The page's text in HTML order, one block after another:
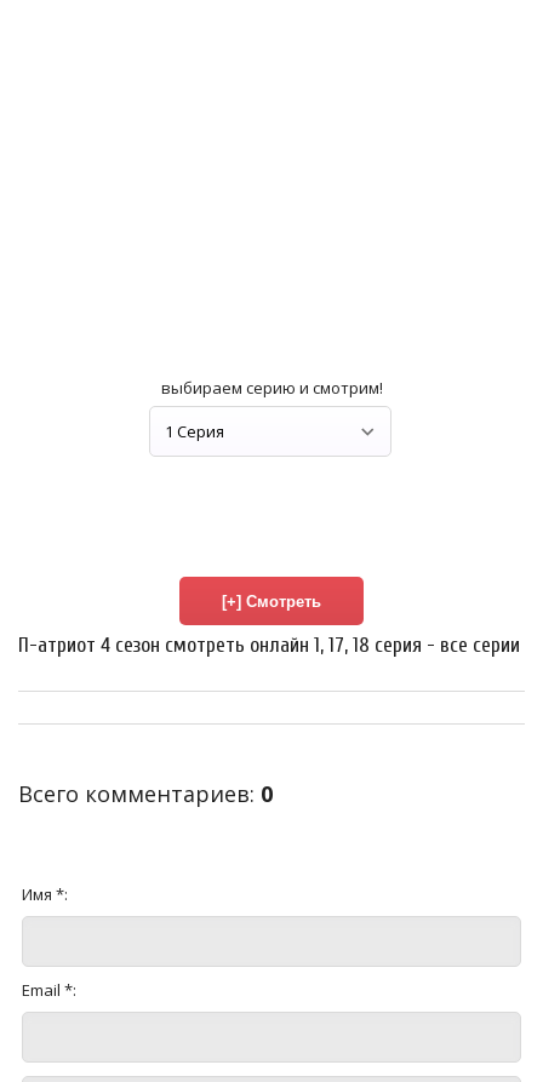
выбираем серию и смотрим!
П-атриот 4 сезон смотреть онлайн 1, 17, 18 серия - все серии
Всего комментариев: 0
Имя *:
Email *: